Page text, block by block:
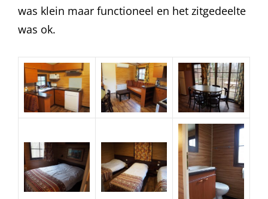
was klein maar functioneel en het zitgedeelte
was ok.